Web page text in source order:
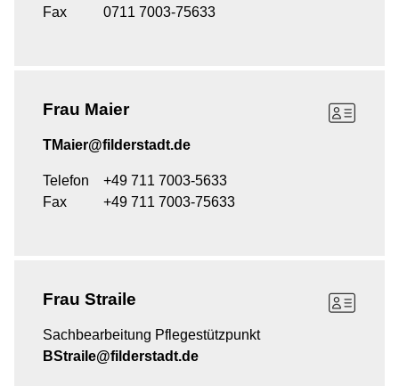
Fax
0711 7003-75633
Frau Maier
TMaier@filderstadt.de
Telefon
+49 711 7003-5633
Fax
+49 711 7003-75633
Frau Straile
Sachbearbeitung Pflegestützpunkt
BStraile@filderstadt.de